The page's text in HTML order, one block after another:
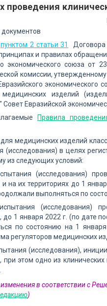
проведения
пунктом 2 статьи 31 Договора
и правилах
экономического союза от
комиссии,
экономического
изделий
Совет Евразийской
Правила
для медицинских изделий
(исследования) в целях
из следующих условий:
(исследования)
на их территориях до 1
выполняться по
(исследования)
до 1 января 2022 г. (по дате
по состоянию на 1
регуляторов медицинских
(исследования),
при этом одно из
в соответствии с
)